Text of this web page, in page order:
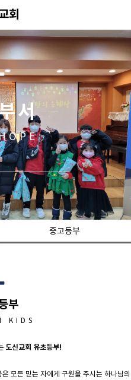
회
서
중고등부
부
KIDS
도신교회 유초등부!
모든 믿는 자에게 구원을 주시는 하나님의